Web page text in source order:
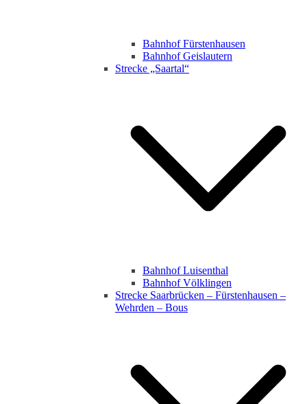
Bahnhof Fürstenhausen
Bahnhof Geislautern
Strecke „Saartal“
Bahnhof Luisenthal
Bahnhof Völklingen
Strecke Saarbrücken – Fürstenhausen –
Wehrden – Bous